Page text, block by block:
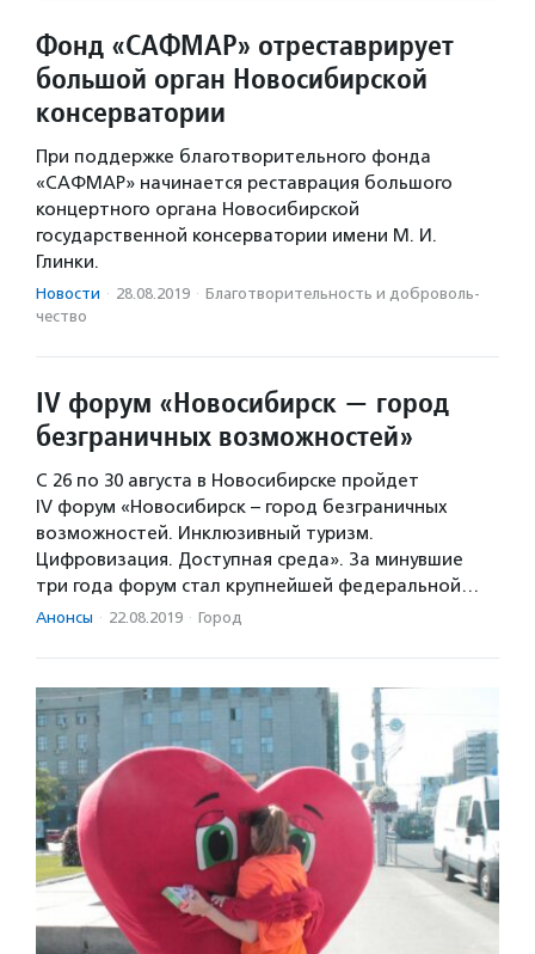
Фонд «САФМАР» отреставрирует
большой орган Новосибирской
консерватории
При поддержке благотворительного фонда
«САФМАР» начинается реставрация большого
концертного органа Новосибирской
государственной консерватории имени М. И.
Глинки.
Новости · 28.08.2019 · Благотвори­тель­ность и доброволь­
чест­во
IV форум «Новосибирск — город
безграничных возможностей»
С 26 по 30 августа в Новосибирске пройдет
IV форум «Новосибирск – город безграничных
возможностей. Инклюзивный туризм.
Цифровизация. Доступная среда». За минувшие
три года форум стал крупнейшей федеральной…
Анонсы · 22.08.2019 · Город